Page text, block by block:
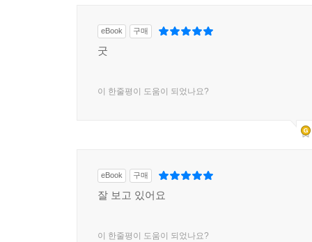
eBook 구매
굿
이 한줄평이 도움이 되었나요?
eBook 구매
잘 보고 있어요
이 한줄평이 도움이 되었나요?